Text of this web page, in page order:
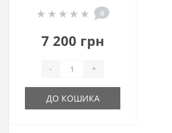
0
7 200 грн
- +
ДО КОШИКА